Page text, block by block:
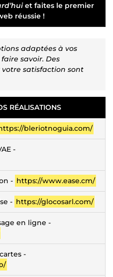
et faites le premier
réussie !
adaptées à vos
savoir. Des
satisfaction sont
RÉALISATIONS
bleriotnoguia.com/
-
- https://www.ease.cm/
- https://glocosarl.com/
en ligne -
-